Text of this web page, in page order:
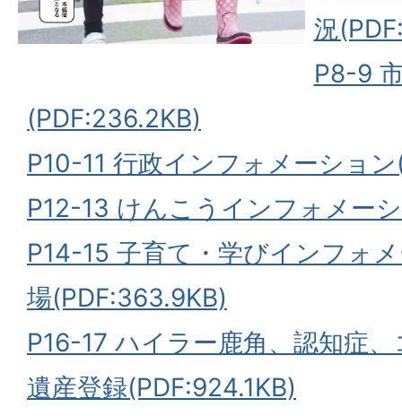
況
P8-9
(PDF:236.2KB)
P10-11 行政インフォメーショ
P12-13 けんこうインフォメー
P14-15 子育て・学びインフォ
場(PDF:363.9KB)
P16-17 ハイラー鹿角、認知症
遺産登録(PDF:924.1KB)